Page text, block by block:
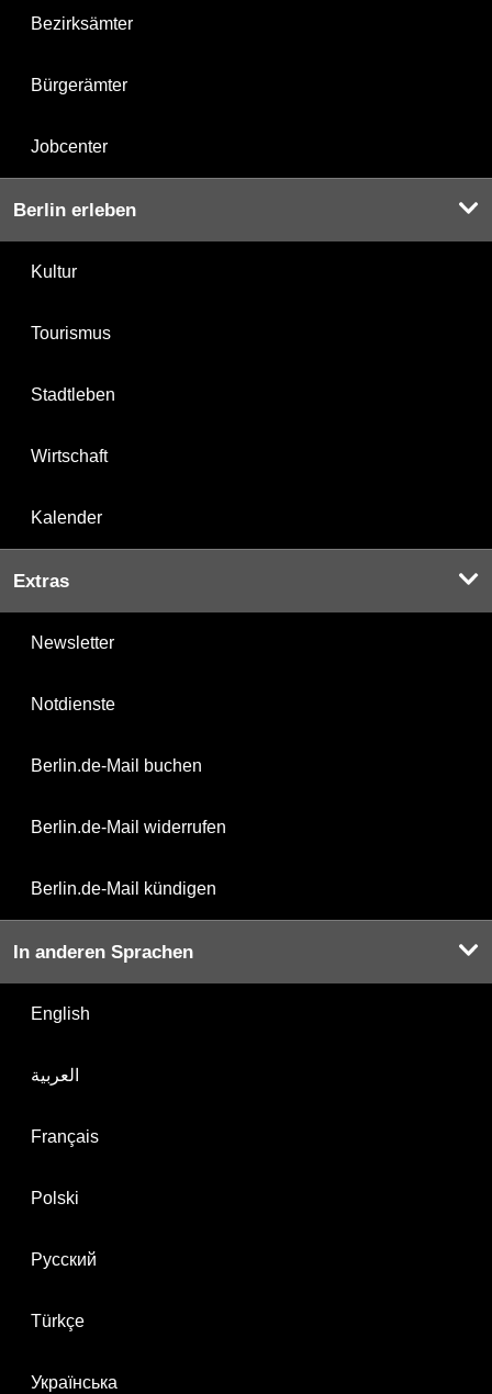
Bezirksämter
Bürgerämter
Jobcenter
Berlin erleben
Kultur
Tourismus
Stadtleben
Wirtschaft
Kalender
Extras
Newsletter
Notdienste
Berlin.de-Mail buchen
Berlin.de-Mail widerrufen
Berlin.de-Mail kündigen
In anderen Sprachen
English
العربية
Français
Polski
Русский
Türkçe
Українська